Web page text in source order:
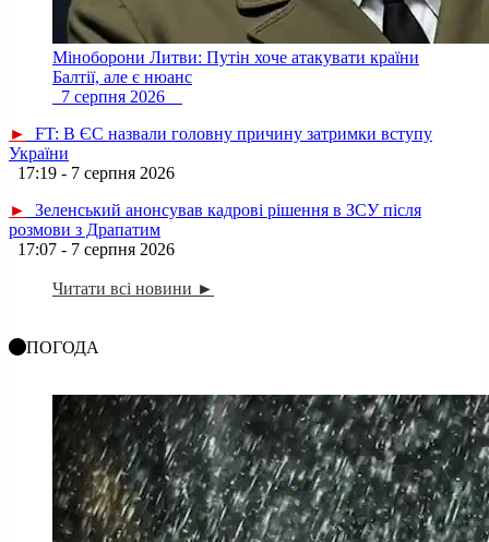
Міноборони Литви: Путін хоче атакувати країни
Балтії, але є нюанс
7 серпня 2026
►
FT: В ЄС назвали головну причину затримки вступу
України
17:19 - 7 серпня 2026
►
Зеленський анонсував кадрові рішення в ЗСУ після
розмови з Драпатим
17:07 - 7 серпня 2026
Читати всі новини ►
ПОГОДА